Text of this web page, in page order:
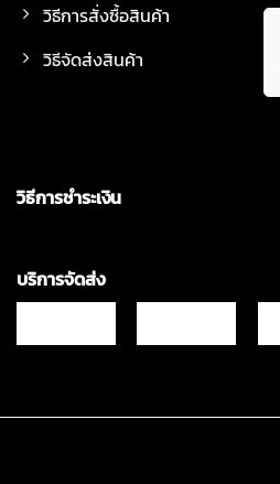
วิธีการสั่งซื้อสินค้า
วิธีจัดส่งสินค้า
วิธีการชำระเงิน
บริการจัดส่ง